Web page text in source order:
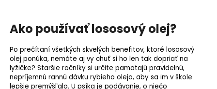
Ako používať lososový olej?
Po prečítaní všetkých skvelých benefitov, ktoré lososový
olej ponúka, nemáte aj vy chuť si ho len tak dopriať na
lyžičke? Staršie ročníky si určite pamätajú pravidelnú,
nepríjemnú rannú dávku rybieho oleja, aby sa im v škole
lepšie premýšľalo. U psíka je podávanie, o niečo